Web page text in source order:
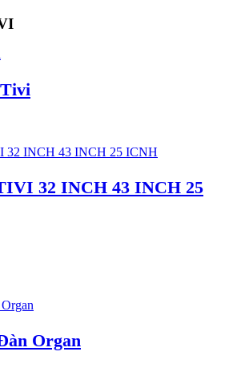
32 INCH 43 INCH 25
Organ